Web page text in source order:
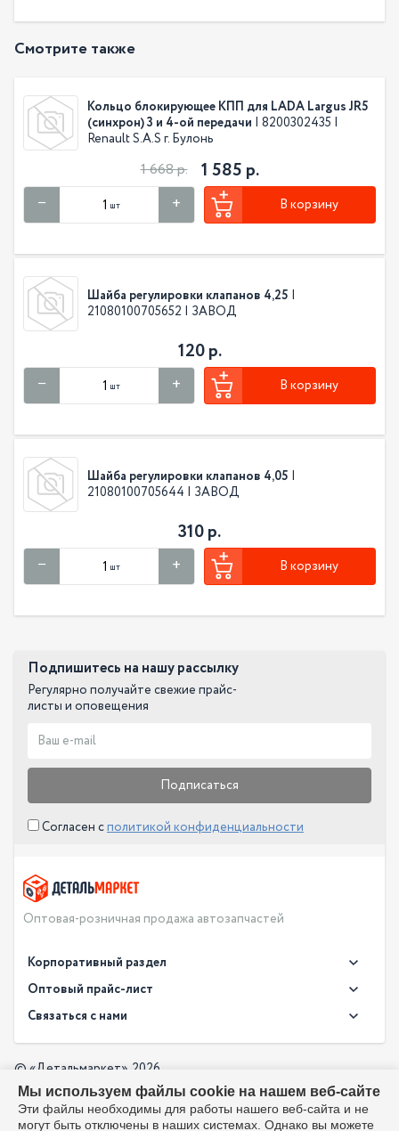
Смотрите также
Кольцо блокирующее КПП для LADA Largus JR5
(синхрон) 3 и 4-ой передачи | 8200302435 |
Renault S.A.S г. Булонь
1 668 р. 1 585 р.
шт В корзину
Шайба регулировки клапанов 4,25 |
21080100705652 | ЗАВОД
120 р.
шт В корзину
Шайба регулировки клапанов 4,05 |
21080100705644 | ЗАВОД
310 р.
шт В корзину
Подпишитесь на нашу рассылку
Регулярно получайте свежие прайс-
листы и оповещения
Подписаться
Согласен сполитикой конфиденциальности
Оптовая-розничная продажа автозапчастей
Корпоративный раздел
Новости
О компании
Доставка
Оптовый прайс-лист
Оплата
Производители
Политика в отношении обработки персональных данных
Оптовый прайс-лист
Скачать прайс в PDF
Связаться с нами
info@detalmarket.ru
© «Детальмаркет», 2026
Разработка:
Мы используем файлы cookie на нашем веб-сайте
Эти файлы необходимы для работы нашего веб-сайта и не
могут быть отключены в наших системах. Однако вы можете